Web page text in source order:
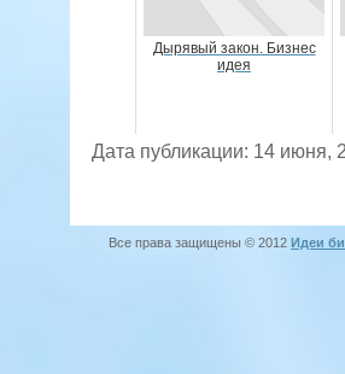
Дырявый закон. Бизнес
идея
Дата публикации: 14 июня,
Все права защищены © 2012 Идеи